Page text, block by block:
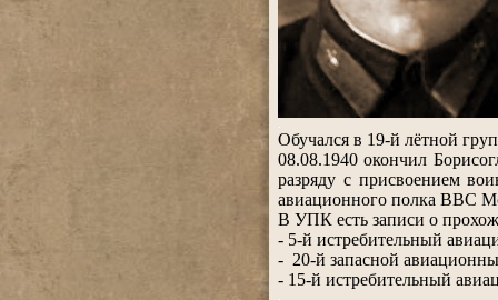
Обучался в 19-й лётной
08.08.1940 окончил
разряду с присвоением
авиационного полка ВВС
В УПК есть записи о
- 5-й истребительный
- 20-й запасной
- 15-й истребительный